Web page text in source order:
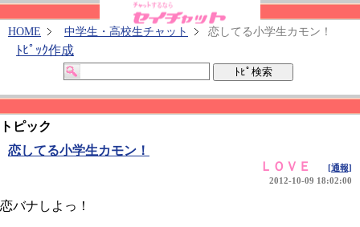
HOME 中学生・高校生チャット 恋してる小学生カモン！
ﾄﾋﾟｯｸ作成
トピック
恋してる小学生カモン！
ＬＯＶＥ
[通報]
2012-10-09 18:02:00
恋バナしよっ！